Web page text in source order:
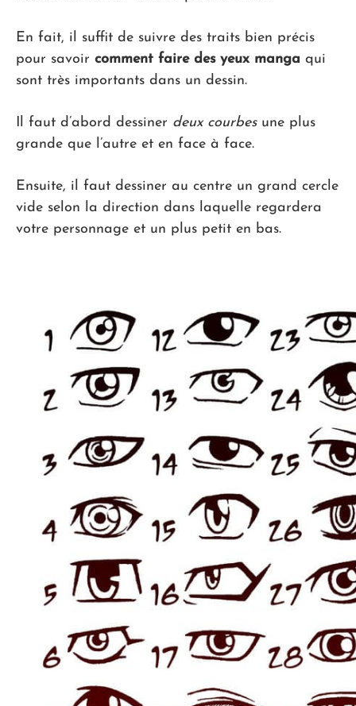
En fait, il suffit de suivre des traits bien précis
pour savoir comment faire des yeux manga qui
sont très importants dans un dessin.
Il faut d’abord dessiner deux courbesune plus
grande que l’autre et en face à face.
Ensuite, il faut dessiner au centre un grand cercle
vide selon la direction dans laquelle regardera
votre personnage et un plus petit en bas.